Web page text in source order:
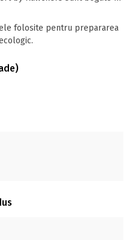
folosite pentru prepararea